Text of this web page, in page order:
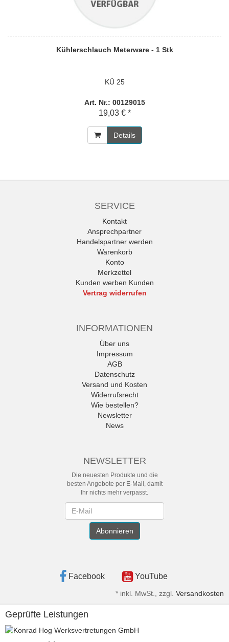
Kühlerschlauch Meterware - 1 Stk
KÜ 25
Art. Nr.: 00129015
19,03 € *
Details
SERVICE
Kontakt
Ansprechpartner
Handelspartner werden
Warenkorb
Konto
Merkzettel
Kunden werben Kunden
Vertrag widerrufen
INFORMATIONEN
Über uns
Impressum
AGB
Datenschutz
Versand und Kosten
Widerrufsrecht
Wie bestellen?
Newsletter
News
NEWSLETTER
Die neuesten Produkte und die
besten Angebote per E-Mail, damit
Ihr nichts mehr verpasst.
Abonnieren
Facebook YouTube
* inkl. MwSt., zzgl. Versandkosten
Geprüfte Leistungen